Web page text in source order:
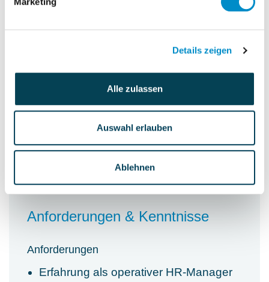
Details zeigen
Alle zulassen
Auswahl erlauben
Ablehnen
auch die Gesellschafter (Vorstand und
HR-Abteilung der Muttergesellschaft)
Personalverantwortung
Budgetverantwortung
Anforderungen & Kenntnisse
Anforderungen
Erfahrung als operativer HR-Manager